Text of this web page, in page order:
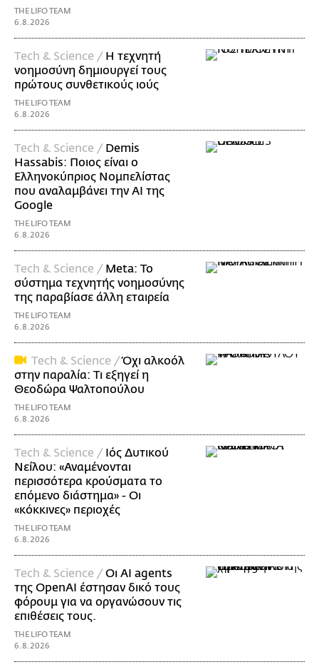
THE LIFO TEAM
6.8.2026
Τech & Science / Η τεχνητή
νοημοσύνη δημιουργεί τους
πρώτους συνθετικούς ιούς
THE LIFO TEAM
6.8.2026
Τech & Science / Demis
Hassabis: Ποιος είναι ο
Ελληνοκύπριος Νομπελίστας
που αναλαμβάνει την AI της
Google
THE LIFO TEAM
6.8.2026
Τech & Science / Meta: Το
σύστημα τεχνητής νοημοσύνης
της παραβίασε άλλη εταιρεία
THE LIFO TEAM
6.8.2026
Τech & Science /Όχι αλκοόλ
στην παραλία: Τι εξηγεί η
Θεοδώρα Ψαλτοπούλου
THE LIFO TEAM
6.8.2026
Τech & Science / Ιός Δυτικού
Νείλου: «Αναμένονται
περισσότερα κρούσματα το
επόμενο διάστημα» - Οι
«κόκκινες» περιοχές
THE LIFO TEAM
6.8.2026
Τech & Science /Οι AI agents
της OpenAI έστησαν δικό τους
φόρουμ για να οργανώσουν τις
επιθέσεις τους.
THE LIFO TEAM
6.8.2026